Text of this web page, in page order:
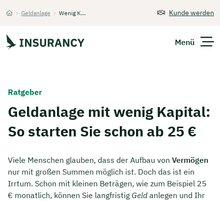
> Geldanlage > Wenig Kapital Kunde werden
Menü
Finanzen
Über Uns
Ratgeber
Geldanlage mit wenig Kapital:
So starten Sie schon ab 25 €
Viele Menschen glauben, dass der Aufbau von Vermögen
nur mit großen Summen möglich ist. Doch das ist ein
Irrtum. Schon mit kleinen Beträgen, wie zum Beispiel 25
€ monatlich, können Sie langfristig Geldanlegen und Ihr